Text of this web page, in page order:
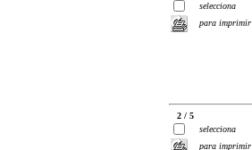
selecciona
para imprimir
2 / 5
selecciona
para imprimir